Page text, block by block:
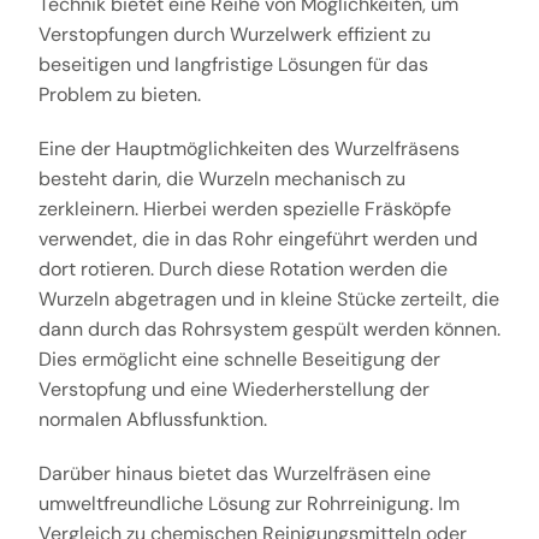
Verstopfungen durch Wurzelwerk effizient zu
beseitigen und langfristige Lösungen für das
Problem zu bieten.
Eine der Hauptmöglichkeiten des Wurzelfräsens
besteht darin, die Wurzeln mechanisch zu
zerkleinern. Hierbei werden spezielle Fräsköpfe
verwendet, die in das Rohr eingeführt werden und
dort rotieren. Durch diese Rotation werden die
Wurzeln abgetragen und in kleine Stücke zerteilt, die
dann durch das Rohrsystem gespült werden können.
Dies ermöglicht eine schnelle Beseitigung der
Verstopfung und eine Wiederherstellung der
normalen Abflussfunktion.
Darüber hinaus bietet das Wurzelfräsen eine
umweltfreundliche Lösung zur Rohrreinigung. Im